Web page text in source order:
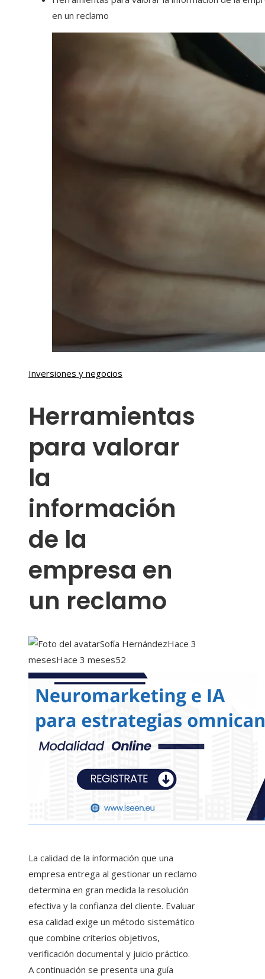
en un reclamo
Inversiones y negocios
Herramientas
para valorar
la
información
de la
empresa en
un reclamo
Sofía HernándezHace 3
mesesHace 3 meses52
La calidad de la información que una
empresa entrega al gestionar un reclamo
determina en gran medida la resolución
efectiva y la confianza del cliente. Evaluar
esa calidad exige un método sistemático
que combine criterios objetivos,
verificación documental y juicio práctico.
A continuación se presenta una guía